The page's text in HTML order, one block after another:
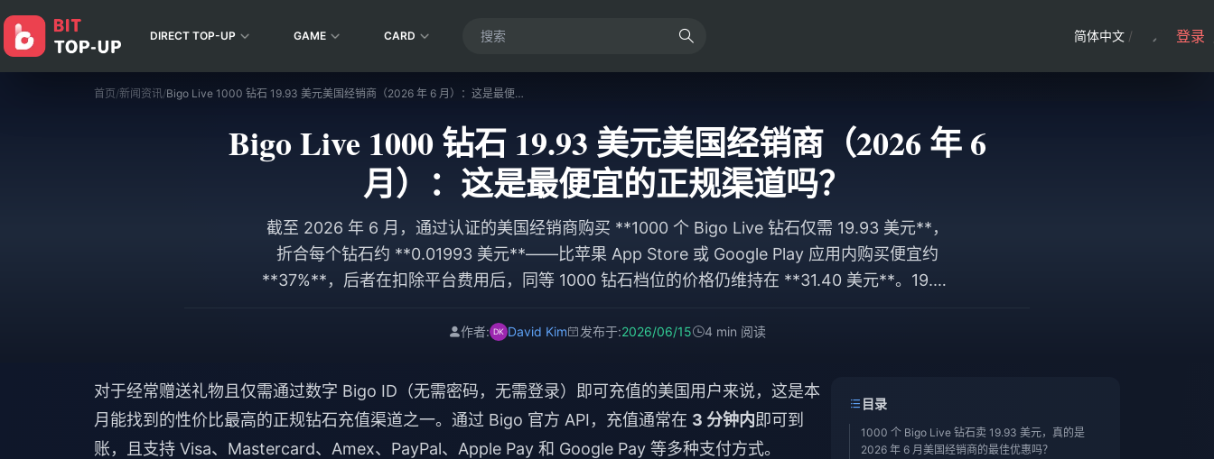
DIRECT TOP-UP GAME CARD 简体中文 / 登录
首页/新闻资讯/ Bigo Live 1000 钻石 19.93 美元美国经销商（2026 年 6 月）：这是最便宜的正规渠道吗？
Bigo Live 1000 钻石 19.93 美元美国经销商（2026 年 6
月）：这是最便宜的正规渠道吗？
截至 2026 年 6 月，通过认证的美国经销商购买 **1000 个 Bigo Live 钻石仅需 19.93 美元**，
折合每个钻石约 **0.01993 美元**——比苹果 App Store 或 Google Play 应用内购买便宜约
**37%**，后者在扣除平台费用后，同等 1000 钻石档位的价格仍维持在 **31.40 美元**。19.93
18.04 美元至 20.50 美元之间）基本持平。
作者: David Kim 发布于:2026/06/15 4 min 阅读
对于经常赠送礼物且仅需通过数字 Bigo ID（无需密码，无需登录）即可充值的美国用户来说，这是本
月能找到的性价比最高的正规钻石充值渠道之一。通过 Bigo 官方 API，充值通常在 3 分钟内即可到
账，且支持 Visa、Mastercard、Amex、PayPal、Apple Pay 和 Google Pay 等多种支付方式。
目录
1000 个 Bigo Live 钻石卖 19.93 美元，真的是
2026 年 6 月美国经销商的最佳优惠吗？